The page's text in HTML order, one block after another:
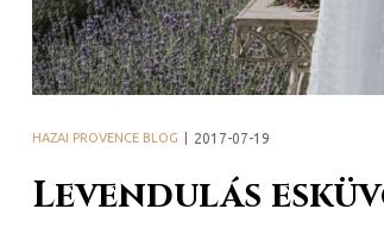
Levendulás
HAZAI PROVENCE BLOG 2017-07-19